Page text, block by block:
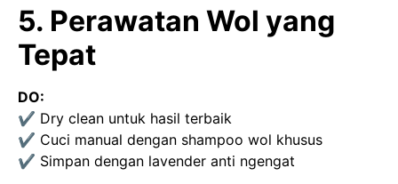
5. Perawatan Wol yang
Tepat
DO:
✔ Dry clean untuk hasil terbaik
✔ Cuci manual dengan shampoo wol khusus
✔ Simpan dengan lavender anti ngengat